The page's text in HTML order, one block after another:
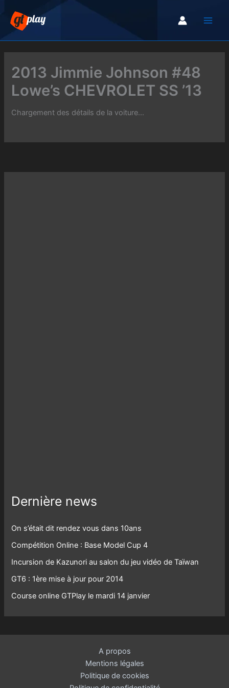
contenu
2013 Jimmie Johnson #48
Lowe’s CHEVROLET SS ’13
Chargement des détails de la voiture...
Dernière news
On s’était dit rendez vous dans 10ans
Compétition Online : Base Model Cup 4
Incursion de Kazunori au salon du jeu vidéo de Taïwan
GT6 : 1ère mise à jour pour 2014
Course online GTPlay le mardi 14 janvier
A propos
Mentions légales
Politique de cookies